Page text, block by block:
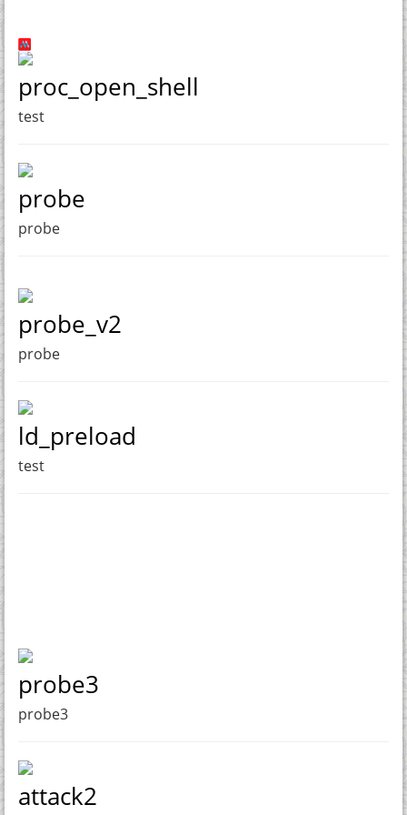
proc_open_shell
test
probe
probe
probe_v2
probe
ld_preload
test
probe3
probe3
attack2